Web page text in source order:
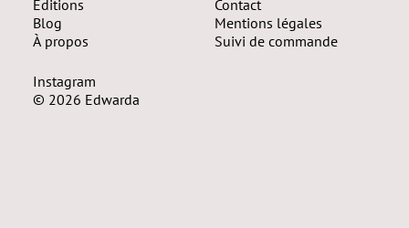
Éditions
Blog
À propos
Contact
Mentions légales
Suivi de commande
Instagram
© 2026 Edwarda